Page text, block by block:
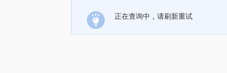
正在查询中，请刷新重试